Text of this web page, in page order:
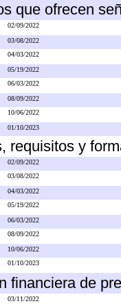
que ofrecen
02/09/2022
03/08/2022
04/03/2022
05/19/2022
06/03/2022
08/09/2022
10/06/2022
01/10/2023
requisitos y
02/09/2022
03/08/2022
04/03/2022
05/19/2022
06/03/2022
08/09/2022
10/06/2022
01/10/2023
financiera de
03/11/2022